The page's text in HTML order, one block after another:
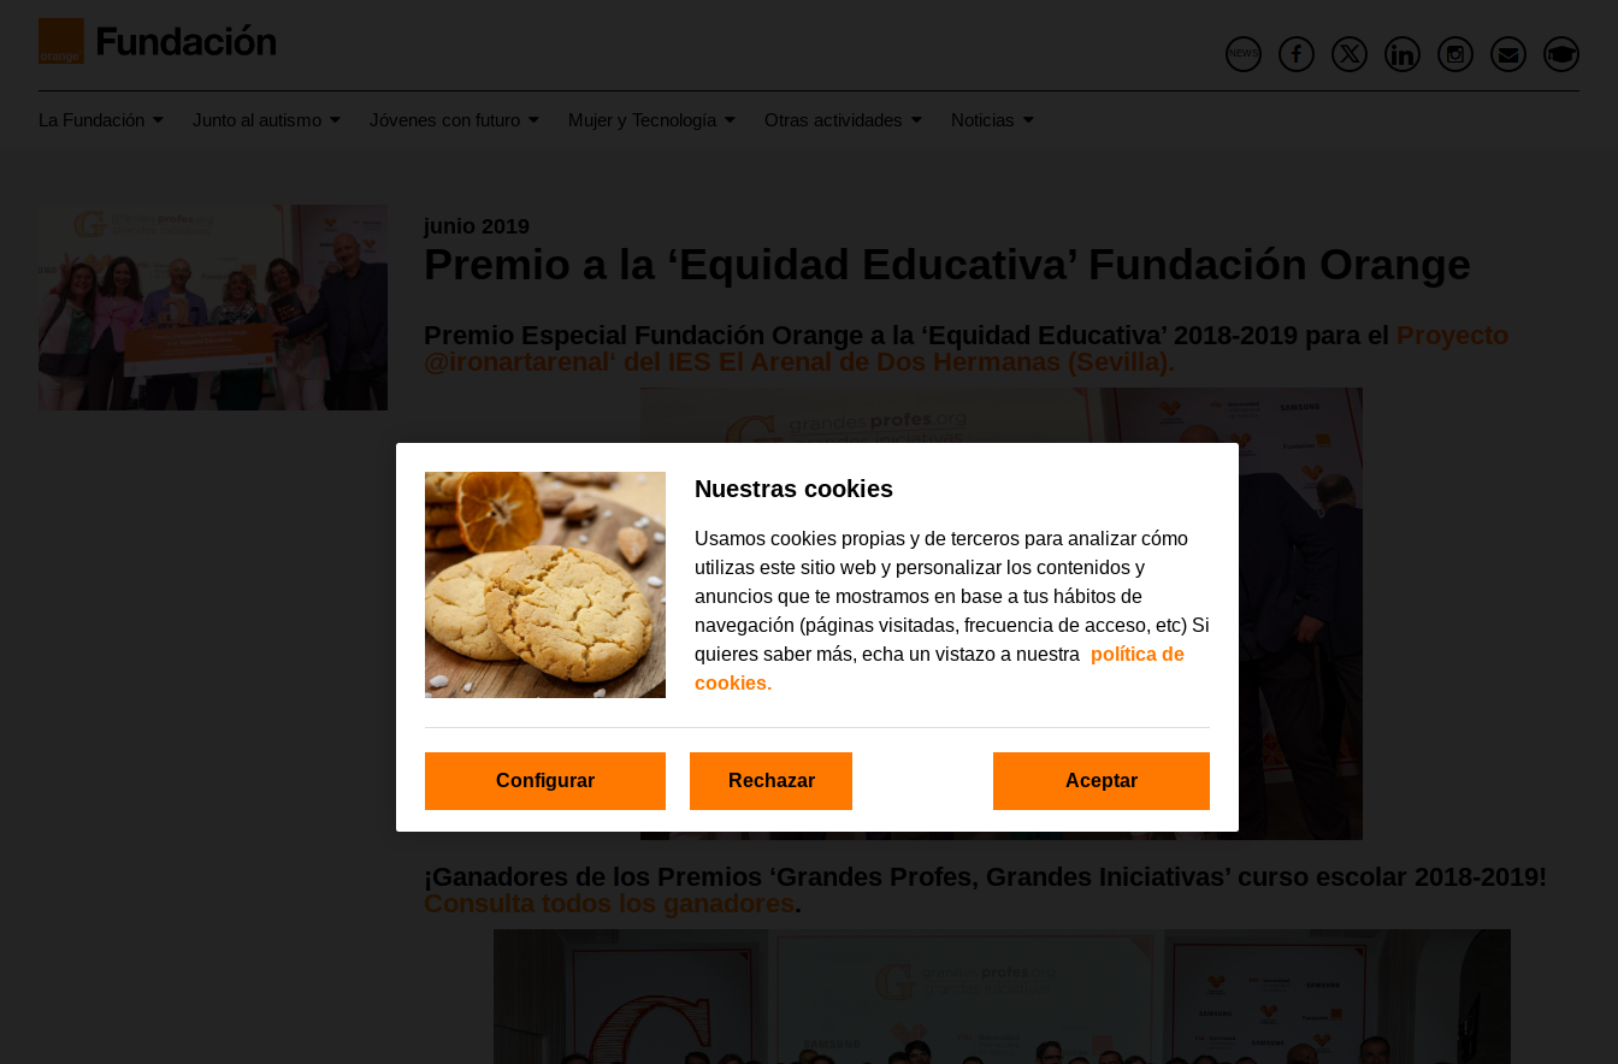
NEWS
La Fundación Junto al autismo Jóvenes con futuro Mujer y Tecnología Otras actividades Noticias
junio 2019
Premio a la ‘Equidad Educativa’ Fundación Orange
Premio Especial Fundación Orange a la ‘Equidad Educativa’ 2018-2019 para el Proyecto
@ironartarenal‘ del IES El Arenal de Dos Hermanas (Sevilla).
¡Ganadores de los Premios ‘Grandes Profes, Grandes Iniciativas’ curso escolar 2018-2019!
Consulta todos los ganadores.
Nuestras cookies
Usamos cookies propias y de terceros para analizar cómo
utilizas este sitio web y personalizar los contenidos y
anuncios que te mostramos en base a tus hábitos de
navegación (páginas visitadas, frecuencia de acceso, etc) Si
quieres saber más, echa un vistazo a nuestra
política de
cookies.
Configurar Rechazar Aceptar